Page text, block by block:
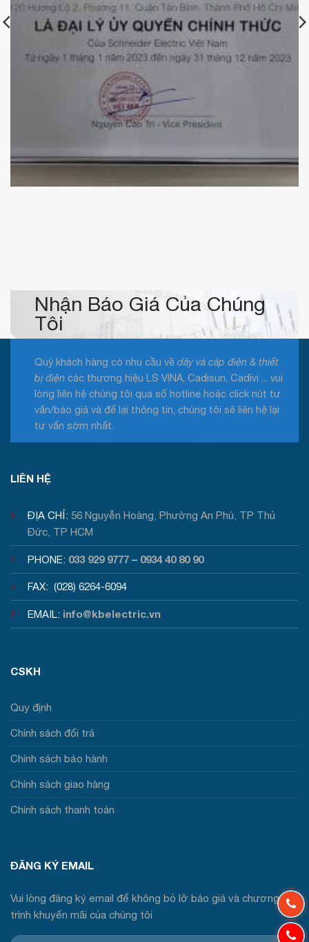
KBElectric
Nhận Báo Giá Của Chúng
Tôi
Quý khách hàng có nhu cầu về dây và cáp điện & thiết
bị điện các thương hiệu LS VINA, Cadisun, Cadivi ... vui
lòng liên hệ chúng tôi qua số hotline hoặc click nút tư
vấn/báo giá và để lại thông tin, chúng tôi sẽ liên hệ lại
tư vấn sớm nhất.
LIÊN HỆ
ĐỊA CHỈ: 56 Nguyễn Hoàng, Phường An Phú, TP Thủ
Đức, TP HCM
PHONE: 033 929 9777 – 0934 40 80 90
FAX: (028) 6264-6094
EMAIL: info@kbelectric.vn
CSKH
Quy định
Chính sách đổi trả
Chính sách bảo hành
Chính sách giao hàng
Chính sách thanh toán
ĐĂNG KÝ EMAIL
Vui lòng đăng ký email để không bỏ lỡ báo giá và chương
trình khuyến mãi của chúng tôi